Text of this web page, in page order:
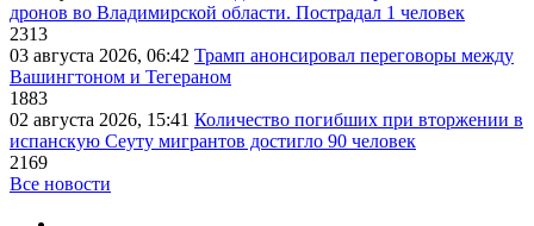
дронов во Владимирской области. Пострадал 1 человек
2313
03 августа 2026, 06:42 Трамп анонсировал переговоры между
Вашингтоном и Тегераном
1883
02 августа 2026, 15:41 Количество погибших при вторжении в
испанскую Сеуту мигрантов достигло 90 человек
2169
Все новости